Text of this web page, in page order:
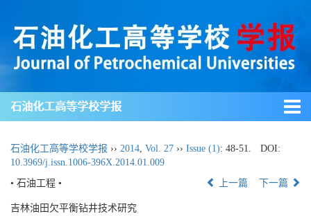
石油化工高等学校学报
石油化工高等学校学报 ›› 2014 Vol. 27 ›› Issue (1): 48-51.
DOI:
10.3969/j.issn.1006-396X.2014.01.009
• 石油工程 •
上一篇 下一篇
吉林油田欠平衡钻井技术研究